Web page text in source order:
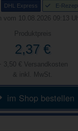
DHL Express E-Rezept
vom 10.08.2026 09:13
Produktpreis
2,37 €
3,50 € Versandkosten
& inkl. MwSt.
im Shop bestellen